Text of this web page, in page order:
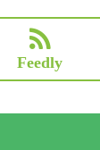
Feedly